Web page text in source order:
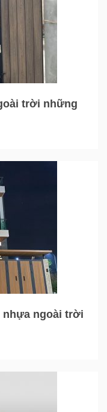
trời những
nhựa ngoài trời